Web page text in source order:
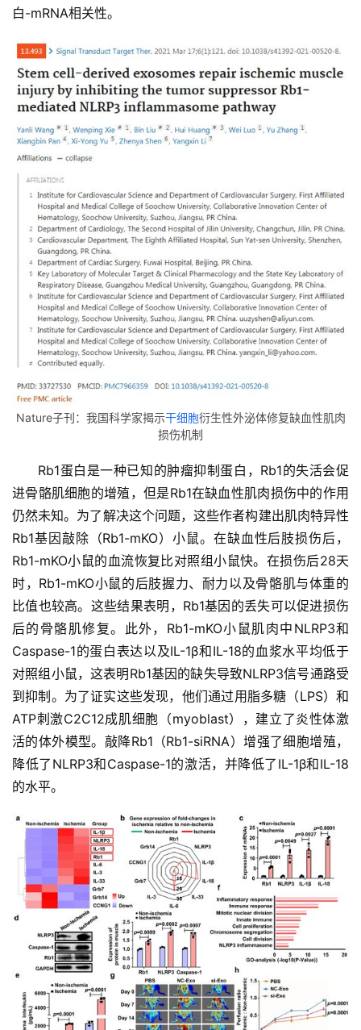
白-mRNA相关性。
Nature子刊：我国科学家揭示干细胞衍生性外泌体修复缺血性肌肉
损伤机制
Rb1蛋白是一种已知的肿瘤抑制蛋白，Rb1的失活会促
进骨骼肌细胞的增殖，但是Rb1在缺血性肌肉损伤中的作用
仍然未知。为了解决这个问题，这些作者构建出肌肉特异性
Rb1基因敲除（Rb1-mKO）小鼠。在缺血性后肢损伤后，
Rb1-mKO小鼠的血流恢复比对照组小鼠快。在损伤后28天
时，Rb1-mKO小鼠的后肢握力、耐力以及骨骼肌与体重的
比值也较高。这些结果表明，Rb1基因的丢失可以促进损伤
后的骨骼肌修复。此外，Rb1-mKO小鼠肌肉中NLRP3和
Caspase-1的蛋白表达以及IL-1β和IL-18的血浆水平均低于
对照组小鼠，这表明Rb1基因的缺失导致NLRP3信号通路受
到抑制。为了证实这些发现，他们通过用脂多糖（LPS）和
ATP刺激C2C12成肌细胞（myoblast），建立了炎性体激
活的体外模型。敲降Rb1（Rb1-siRNA）增强了细胞增殖，
降低了NLRP3和Caspase-1的激活，并降低了IL-1β和IL-18
的水平。